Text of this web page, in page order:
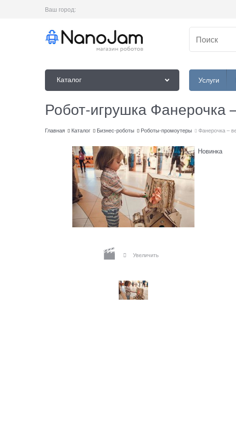
Ваш город:
Каталог Услуги
Робот-игрушка Фанерочка
Главная Каталог Бизнес-роботы Роботы-промоутеры Фанерочка –
Новинка
Увеличить